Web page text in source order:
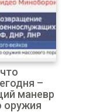
–
маневр
оружия